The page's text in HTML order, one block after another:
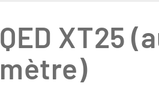
QED XT25
mètre)